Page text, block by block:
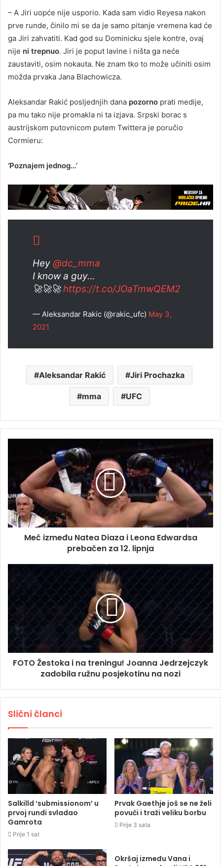
– A Jiri uopće nije usporio. Kada sam vidio Reyesa nakon
prve runde, činilo mi se da je samo pitanje vremena kad će
ga Jiri zahvatiti. Kad god su Dominicku sjele kontre, ovaj
nije ni trepnuo. Jiri je poput lavine i ništa ga neće
zaustaviti, osim nokauta. Ne znam tko to može učiniti osim
možda prvaka Jana Blachowicza.
Aleksandar Rakić posljednjih dana pozorno prati medije,
pa mu tako nije promakla ni ta izjava. Srpski borac s
austrijskom putovnicom putem Twittera je poručio
Cormieru:
‘Poznajem jednog…’
Hey @dc_mma
I know a guy…
🚀🚀🚀https://t.co/JOaTmwQEM2
— Aleksandar Rakic (@rakic_ufc) May 3,
2021
Aleksandar Rakić Jiri Prochazka
mma UFC
Meč između Natea Diaza i Leona Edwardsa
prebačen za 12. lipnja
FOTO Žestoka i na treningu! Joanna Jedrzejczyk
zadobila ružnu posjekotinu na nozi
Slični članci
Salkilld ‘submissionom’ u
prvoj rundi svladao
Gamrota
Prije 1 sat
Prvak Gaethje još se ne želi
povući i traži veliku borbu
Prije 3 sata
Okršaj između Vana i